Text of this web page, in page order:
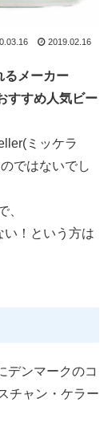
2019.02.16
るメーカー
すすめ人気ビー
ミッケラ
ではないでし
、
い！という方は
デンマークのコ
チャン・ケラー